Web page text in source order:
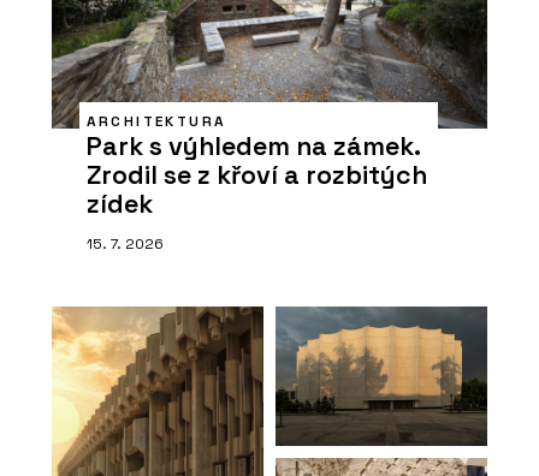
ARCHITEKTURA
Park s výhledem na zámek.
Zrodil se z křoví a rozbitých
zídek
15. 7. 2026